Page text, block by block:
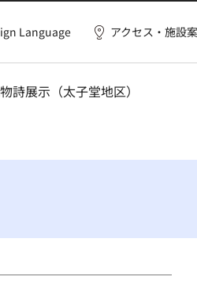
Language アクセス・施設
詩展示（太子堂地区）